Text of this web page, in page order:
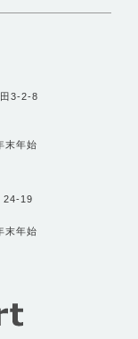
3-2-8
末年始
24-19
末年始